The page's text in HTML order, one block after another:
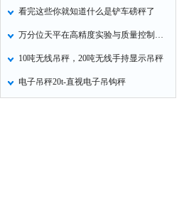
看完这些你就知道什么是铲车磅秤了
万分位天平在高精度实验与质量控制中的关键作用
10吨无线吊秤，20吨无线手持显示吊秤
电子吊秤20t-直视电子吊钩秤